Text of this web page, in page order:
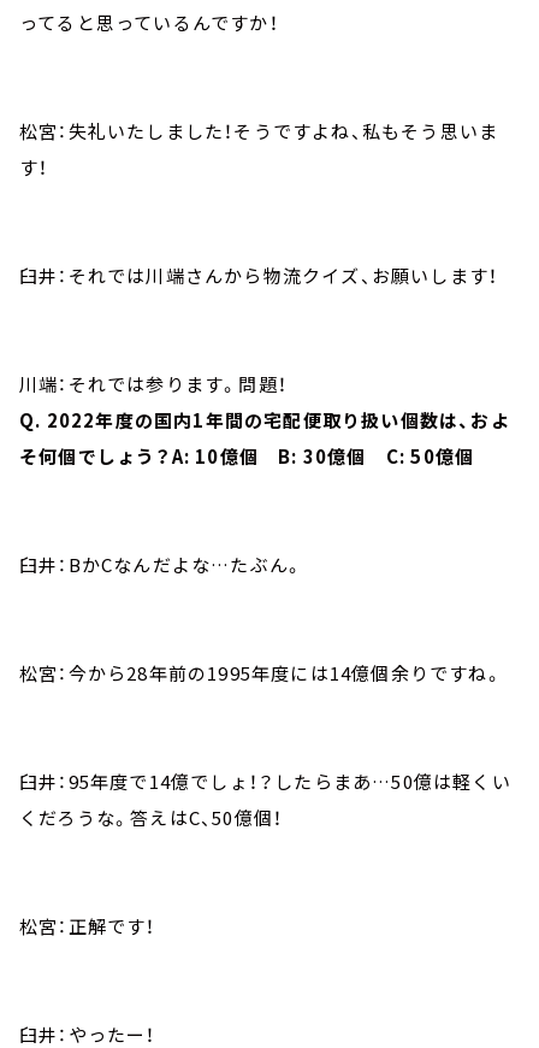
ってると思っているんですか！
松宮：失礼いたしました！そうですよね、私もそう思いま
す！
臼井：それでは川端さんから物流クイズ、お願いします！
川端：それでは参ります。問題！
Q. 2022年度の国内1年間の宅配便取り扱い個数は、およ
そ何個でしょう？A: 10億個 B: 30億個 C: 50億個
臼井：BかCなんだよな…たぶん。
松宮：今から28年前の1995年度には14億個余りですね。
臼井：95年度で14億でしょ！？したらまあ…50億は軽くい
くだろうな。答えはC、50億個！
松宮：正解です！
臼井：やったー！